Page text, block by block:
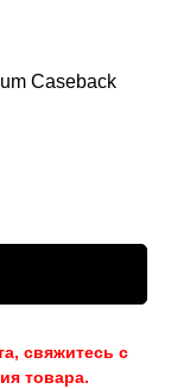
Caseback
свяжитесь с
товара.